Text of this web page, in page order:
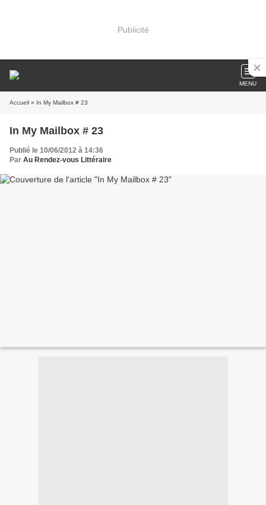
Publicité
MENU
Accueil » In My Mailbox # 23
In My Mailbox # 23
Publié le 10/06/2012 à 14:36
Par Au Rendez-vous Littéraire